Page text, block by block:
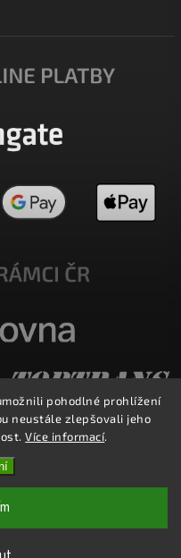
pohodlné prohlížení
neustále zlepšovali jeho
Více informací.
práva vyhrazena.
cookies